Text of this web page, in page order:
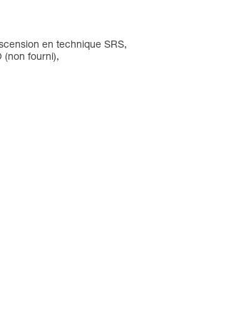
en technique SRS,
(non fourni),